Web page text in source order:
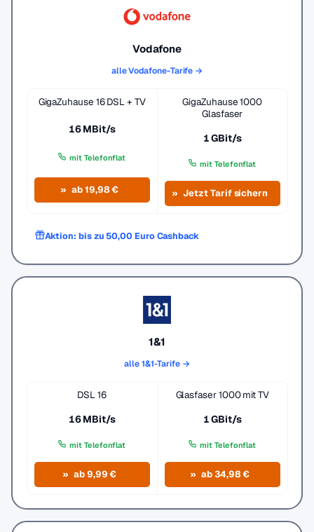
Vodafone
alle Vodafone-Tarife →
GigaZuhause 16 DSL + TV
16 MBit/s
mit Telefonflat
ab 19,98 €
GigaZuhause 1000
Glasfaser
1 GBit/s
mit Telefonflat
Jetzt Tarif sichern
Aktion: bis zu 50,00 Euro Cashback
1&1
alle 1&1-Tarife →
DSL 16
16 MBit/s
mit Telefonflat
ab 9,99 €
Glasfaser 1000 mit TV
1 GBit/s
mit Telefonflat
ab 34,98 €